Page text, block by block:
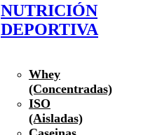
NUTRICIÓN
DEPORTIVA
Whey
(Concentradas)
ISO
(Aisladas)